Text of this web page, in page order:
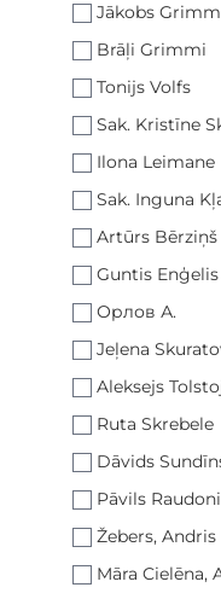
Jākobs
Brāļi Grimmi
Tonijs Volfs
Sak. Kristīne
Ilona Leimane
Sak. Inguna
Artūrs Bērziņš
Guntis Enģelis
Орлов А.
Jeļena
Aleksejs
Ruta Skrebele
Dāvids
Pāvils
Žebers, Andris
Māra Cielēna,